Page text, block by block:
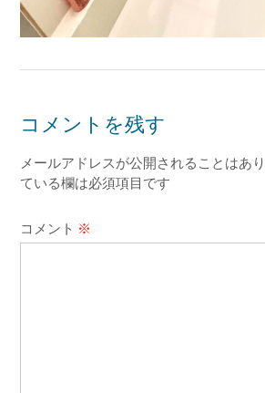
コメントを残す
メールアドレスが公開されることはあり
ている欄は必須項目です
コメント ※